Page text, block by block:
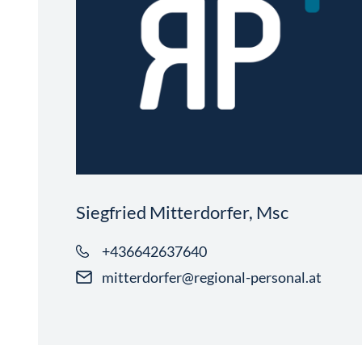
Siegfried Mitterdorfer, Msc
+436642637640
mitterdorfer@regional-personal.at